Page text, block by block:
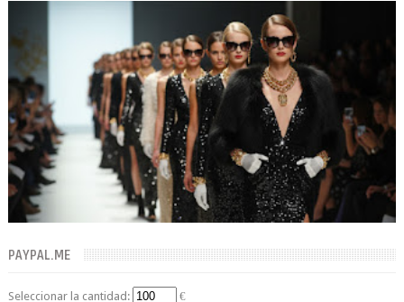
PAYPAL.ME
Seleccionar la cantidad:
€